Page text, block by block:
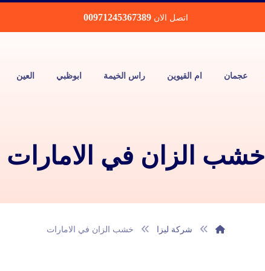
اتصل الان 00971245367389
عجمان ام القيوين راس الخيمة ابوظبي العين
خشب الزان في الامارات
شركة ليزا خشب الزان في الامارات